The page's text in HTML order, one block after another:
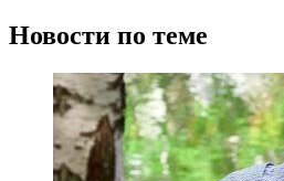
Новости по теме